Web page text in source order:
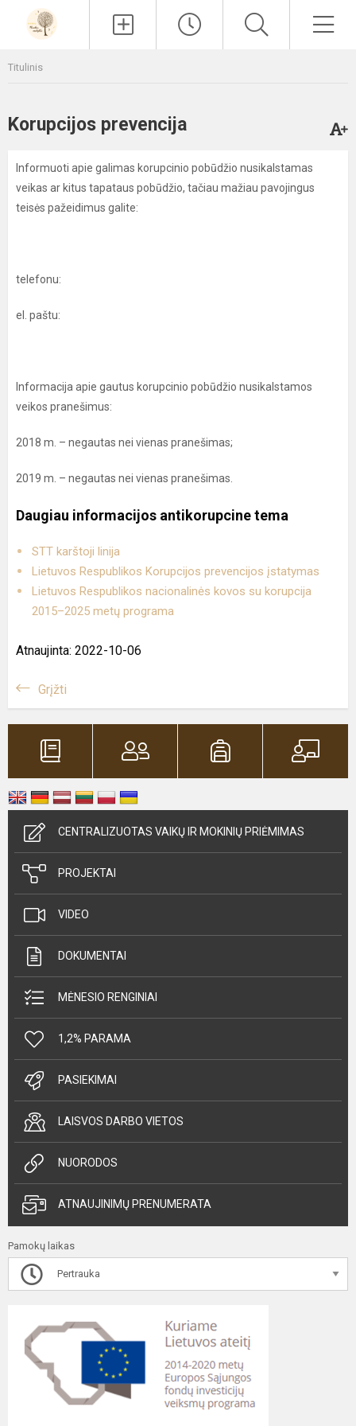
Titulinis
Korupcijos prevencija
Informuoti apie galimas korupcinio pobūdžio nusikalstamas
veikas ar kitus tapataus pobūdžio, tačiau mažiau pavojingus
teisės pažeidimus galite:
telefonu:
el. paštu:
Informacija apie gautus korupcinio pobūdžio nusikalstamos
veikos pranešimus:
2018 m. – negautas nei vienas pranešimas;
2019 m. – negautas nei vienas pranešimas.
Daugiau informacijos antikorupcine tema
STT karštoji linija
Lietuvos Respublikos Korupcijos prevencijos įstatymas
Lietuvos Respublikos nacionalinės kovos su korupcija
2015–2025 metų programa
Atnaujinta: 2022-10-06
Grįžti
CENTRALIZUOTAS VAIKŲ IR MOKINIŲ PRIĖMIMAS
PROJEKTAI
VIDEO
DOKUMENTAI
MĖNESIO RENGINIAI
1,2% PARAMA
PASIEKIMAI
LAISVOS DARBO VIETOS
NUORODOS
ATNAUJINIMŲ PRENUMERATA
Pamokų laikas
Pertrauka